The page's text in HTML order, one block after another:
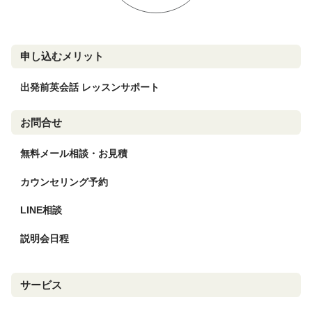
申し込むメリット
出発前英会話 レッスンサポート
お問合せ
無料メール相談・お見積
カウンセリング予約
LINE相談
説明会日程
サービス